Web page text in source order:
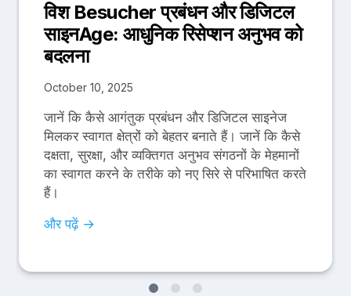
विश Besucher प्रबंधन और डिजिटल
साइनAge: आधुनिक रिसेप्शन अनुभव को
बदलना
October 10, 2025
जानें कि कैसे आगंतुक प्रबंधन और डिजिटल साइनेज
मिलकर स्वागत क्षेत्रों को बेहतर बनाते हैं। जानें कि कैसे
दक्षता, सुरक्षा, और व्यक्तिगत अनुभव संगठनों के मेहमानों
का स्वागत करने के तरीके को नए सिरे से परिभाषित करते
हैं।
और पढ़ें →